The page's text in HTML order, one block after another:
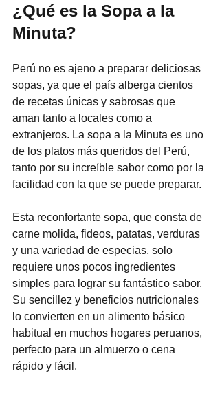
¿Qué es la Sopa a la
Minuta?
Perú no es ajeno a preparar deliciosas
sopas, ya que el país alberga cientos
de recetas únicas y sabrosas que
aman tanto a locales como a
extranjeros. La sopa a la Minuta es uno
de los platos más queridos del Perú,
tanto por su increíble sabor como por la
facilidad con la que se puede preparar.
Esta reconfortante sopa, que consta de
carne molida, fideos, patatas, verduras
y una variedad de especias, solo
requiere unos pocos ingredientes
simples para lograr su fantástico sabor.
Su sencillez y beneficios nutricionales
lo convierten en un alimento básico
habitual en muchos hogares peruanos,
perfecto para un almuerzo o cena
rápido y fácil.